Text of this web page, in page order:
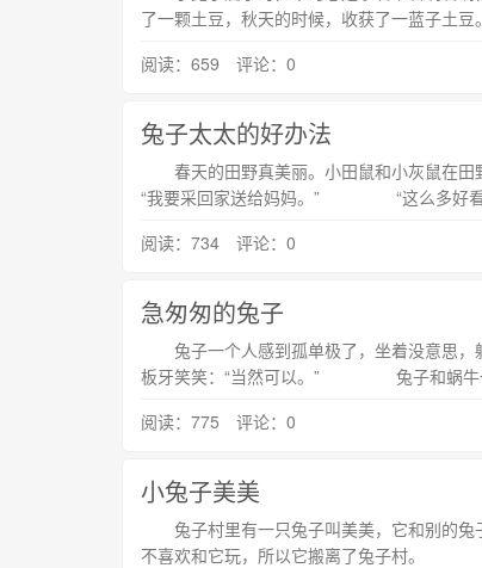
了一颗土豆，秋天的时候，收获了一蓝子
阅读：659 评论：0
兔子太太的好办法
春天的田野真美丽。小田鼠和小灰鼠在
“我要采回家送给妈妈。” “这么多好看
阅读：734 评论：0
急匆匆的兔子
兔子一个人感到孤单极了，坐着没
板牙笑笑：“当然可以。” 兔子和蜗
阅读：775 评论：0
小兔子美美
兔子村里有一只兔子叫美美，它和别的兔
不喜欢和它玩，所以它搬离了兔子村。